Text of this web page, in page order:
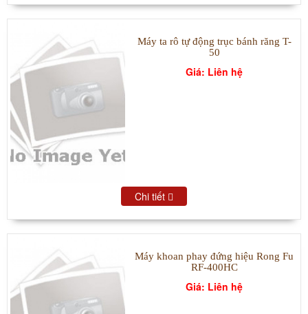
Máy ta rô tự động trục bánh răng T-
50
Giá: Liên hệ
Chi tiết
Máy khoan phay đứng hiệu Rong Fu
RF-400HC
Giá: Liên hệ